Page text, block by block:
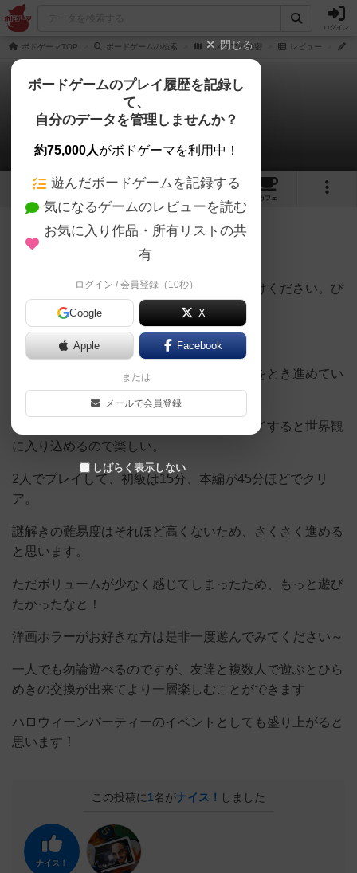
ログイン
ボドゲーマTOP ボードゲームの検索 アメリアの秘密 レビュー
アメリアの秘密
いぬもちさんのレビュー
2 3
カフェ
264名 1名 0 10ヶ月前
血の描写があるため、苦手な人はお気をつけください。び
っくり要素は少ないです。
AR型の謎解きゲーム。
スマホと、付属のキットを使用しながら謎をとき進めてい
く。
ストーリーも面白く、部屋を暗くしてプレイすると世界観
に入り込めるので楽しい。
2人でプレイして、初級は15分、本編が45分ほどでクリ
ア。
謎解きの難易度はそれほど高くないため、さくさく進める
と思います。
ただボリュームが少なく感じてしまったため、もっと遊び
たかったなと！
洋画ホラーがお好きな方は是非一度遊んでみてください～
一人でも勿論遊べるのですが、友達と複数人で遊ぶとひら
めきの交換が出来てより一層楽しむことができます
ハロウィーンパーティーのイベントとしても盛り上がると
思います！
この投稿に1名がナイス！ しました
ナイス！
閉じる
ボードゲームのプレイ履歴を記録し
て、
自分のデータを管理しませんか？
約75,000人がボドゲーマを利用中！
遊んだボードゲームを記録する
気になるゲームのレビューを読む
お気に入り作品・所有リストの共
有
ログイン / 会員登録（10秒）
Google X
Apple Facebook
または
メールで会員登録
しばらく表示しない